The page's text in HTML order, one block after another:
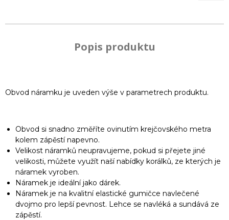
Popis produktu
Obvod náramku je uveden výše v parametrech produktu.
Obvod si snadno změříte ovinutím krejčovského metra
kolem zápěstí napevno.
Velikost náramků neupravujeme, pokud si přejete jiné
velikosti, můžete využít naší nabídky korálků, ze kterých je
náramek vyroben.
Náramek je ideální jako dárek.
Náramek je na kvalitní elastické gumičce navlečené
dvojmo pro lepší pevnost. Lehce se navléká a sundává ze
zápěstí.